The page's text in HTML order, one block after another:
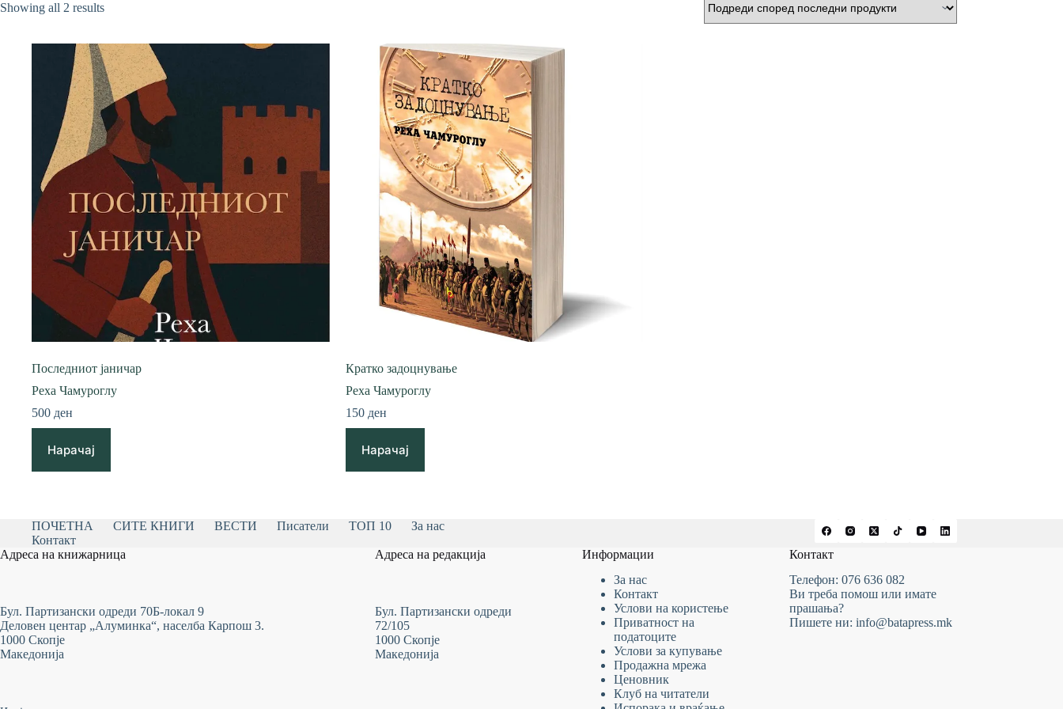
Showing all 2 resultsSorted
Последниот јаничар
Реха Чамуроглу
500 ден
Нарачај
Кратко задоцнување
Реха Чамуроглу
150 ден
Нарачај
ПОЧЕТНА СИТЕ КНИГИ ВЕСТИ Писатели ТОП 10
За нас
Контакт
Адреса на книжарница
Бул. Партизански одреди 70Б-локал 9
Деловен центар „Алуминка“, населба Карпош 3.
1000 Скопје
Македонија
Адреса на редакција
Бул. Партизански одреди
72/105
1000 Скопје
Македонија
Информации
За нас
Контакт
Услови на користење
Приватност на
податоците
Услови за купување
Продажна мрежа
Ценовник
Клуб на читатели
Контакт
Телефон: 076 636 082
Ви треба помош или имате
прашања?
Пишете ни: info@batapress.mk